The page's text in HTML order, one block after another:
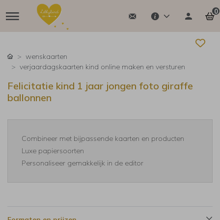
0
wenskaarten
verjaardagskaarten kind online maken en versturen
Felicitatie kind 1 jaar jongen foto giraffe
ballonnen
Combineer met bijpassende kaarten en producten
Luxe papiersoorten
Personaliseer gemakkelijk in de editor